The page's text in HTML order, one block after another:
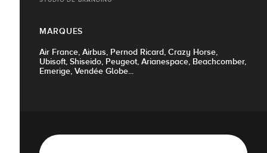
MARQUES
Air France, Airbus, Pernod Ricard, Crazy Horse,
Ubisoft, Shiseido, Peugeot, Arianespace, Beachcomber,
Emerige, Vendée Globe...